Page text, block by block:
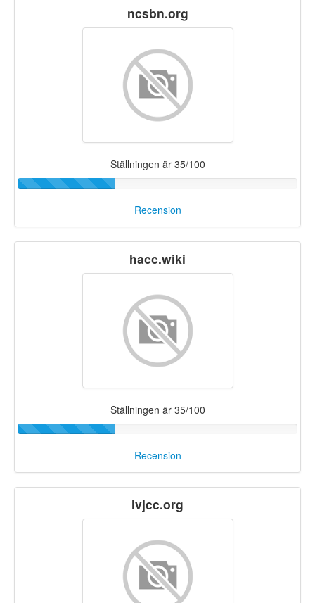
ncsbn.org
Ställningen är 35/100
Recension
hacc.wiki
Ställningen är 35/100
Recension
lvjcc.org